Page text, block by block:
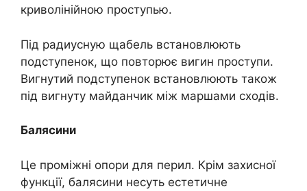
криволінійною проступью.
Під радиусную щабель встановлюють
подступенок, що повторює вигин проступи.
Вигнутий подступенок встановлюють також
під вигнуту майданчик між маршами сходів.
Балясини
Це проміжні опори для перил. Крім захисної
функції, балясини несуть естетичне